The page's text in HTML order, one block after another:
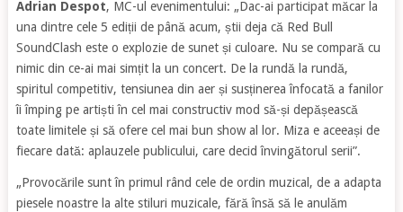
Adrian Despot, MC-ul evenimentului: „Dac-ai participat măcar la
una dintre cele 5 ediții de până acum, știi deja că Red Bull
SoundClash este o explozie de sunet și culoare. Nu se compară cu
nimic din ce-ai mai simțit la un concert. De la rundă la rundă,
spiritul competitiv, tensiunea din aer și susținerea înfocată a fanilor
îi împing pe artiști în cel mai constructiv mod să-și depășească
toate limitele și să ofere cel mai bun show al lor. Miza e aceeași de
fiecare dată: aplauzele publicului, care decid învingătorul serii”.
„Provocările sunt în primul rând cele de ordin muzical, de a adapta
piesele noastre la alte stiluri muzicale, fără însă să le anulăm